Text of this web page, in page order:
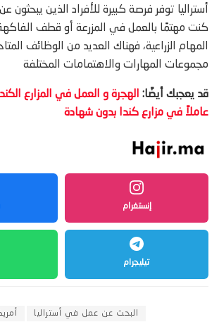
أستراليا توفر فرصة كبيرة للأفراد الذين
كنت مهتمًا بالعمل في المزرعة أو قطف
المهام الزراعية، فهناك العديد من الوظائف
مجموعات المهارات والاهتمامات المختلفة
قد يعجبك أيضًا:
عاملاً في مزارع كندا بدون شهادة
إنستغرام
تيليجرام
البحث عن عمل في أستراليا